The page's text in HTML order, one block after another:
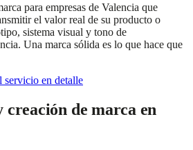
para empresas de Valencia que
el valor real de su producto o
sistema visual y tono de
Una marca sólida es lo que hace que
servicio en detalle
creación de marca en